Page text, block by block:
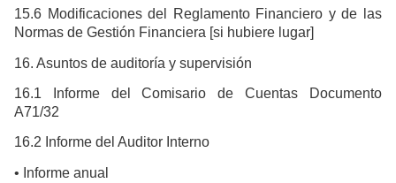
15.6 Modificaciones del Reglamento Financiero y de las
Normas de Gestión Financiera [si hubiere lugar]
16. Asuntos de auditoría y supervisión
16.1 Informe del Comisario de Cuentas Documento
A71/32
16.2 Informe del Auditor Interno
• Informe anual